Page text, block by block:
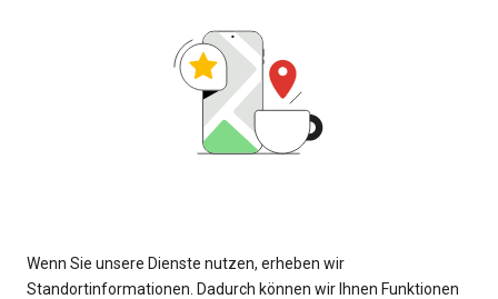
Wenn Sie unsere Dienste nutzen, erheben wir
Standortinformationen. Dadurch können wir Ihnen Funktionen